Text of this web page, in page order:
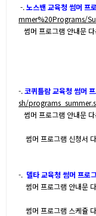
-.노스밴 교육청 썸머 프
mmer%20Programs/
썸머 프로그램 안내문
-.코퀴틀람 교육청 썸머
sh/
썸머 프로그램 안내문
썸머 프로그램 신청서
-. 델타 교육청 썸머 프로
썸머 프로그램 안내문
썸머 프로그램 스케쥴